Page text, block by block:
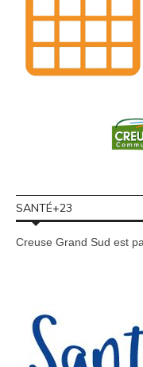
SANTÉ+23
Creuse Grand Sud est